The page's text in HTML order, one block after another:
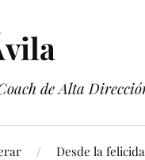
de Alta
Desde la